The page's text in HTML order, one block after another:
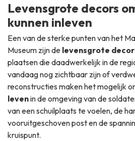
Levensgrote decors
kunnen inleven
Een van de sterke punten van het
Museum zijn de levensgrote
plaatsen die daadwerkelijk in de
vandaag nog zichtbaar zijn of
reconstructies maken het mogelijk
levenin de omgeving van de
van een schuilplaats te voelen, de
vooruitgeschoven post en de
kruispunt.